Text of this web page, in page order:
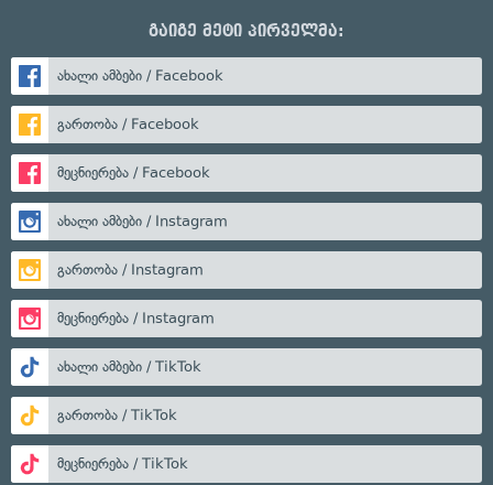
გაიგე მეტი პირველმა:
ახალი ამბები / Facebook
გართობა / Facebook
მეცნიერება / Facebook
ახალი ამბები / Instagram
გართობა / Instagram
მეცნიერება / Instagram
ახალი ამბები / TikTok
გართობა / TikTok
მეცნიერება / TikTok